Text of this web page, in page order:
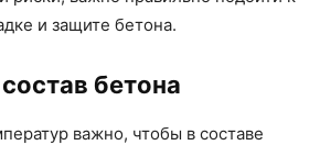
и защите бетона.
бетона
важно, чтобы в составе